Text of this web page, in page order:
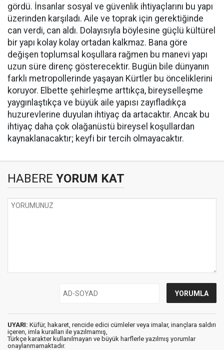
gördü. İnsanlar sosyal ve güvenlik ihtiyaçlarını bu yapı
üzerinden karşıladı. Aile ve toprak için gerektiğinde
can verdi, can aldı. Dolayısıyla böylesine güçlü kültürel
bir yapı kolay kolay ortadan kalkmaz. Bana göre
değişen toplumsal koşullara rağmen bu manevi yapı
uzun süre direnç gösterecektir. Bugün bile dünyanın
farklı metropollerinde yaşayan Kürtler bu önceliklerini
koruyor. Elbette şehirleşme arttıkça, bireyselleşme
yaygınlaştıkça ve büyük aile yapısı zayıfladıkça
huzurevlerine duyulan ihtiyaç da artacaktır. Ancak bu
ihtiyaç daha çok olağanüstü bireysel koşullardan
kaynaklanacaktır; keyfi bir tercih olmayacaktır.
HABERE YORUM KAT
UYARI: Küfür, hakaret, rencide edici cümleler veya imalar, inançlara saldırı
içeren, imla kuralları ile yazılmamış,
Türkçe karakter kullanılmayan ve büyük harflerle yazılmış yorumlar
onaylanmamaktadır.